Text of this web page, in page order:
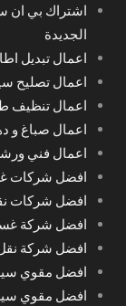
الجديدة
اعمال تبديل
اعمال تصليح
اعمال تنظيف
اعمال صباغ و
اعمال فني
افضل شركات
افضل شركات
افضل شركة
افضل شركة
افضل مقوي
افضل مقوي